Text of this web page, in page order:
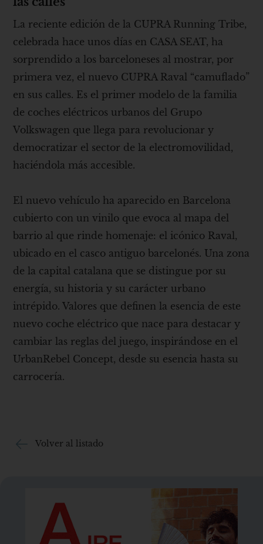
La reciente edición de la CUPRA Running Tribe,
celebrada hace unos días en CASA SEAT, ha
sorprendido a los barceloneses al mostrar, por
primera vez, el nuevo CUPRA Raval “camuflado”
en sus calles. Es el primer modelo de la familia
de coches eléctricos urbanos del Grupo
Volkswagen que llega para revolucionar y
democratizar el sector de la electromovilidad,
haciéndola más accesible.
El nuevo vehículo ha aparecido en Barcelona
cubierto con un vinilo que evoca al mapa del
barrio al que rinde homenaje: el icónico Raval,
ubicado en el casco antiguo barcelonés. Una zona
de la capital catalana que se distingue por su
energía, su historia y su carácter urbano
intrépido. Valores que definen la esencia de este
nuevo coche eléctrico que nace para destacar y
cambiar las reglas del juego, inspirándose en el
UrbanRebel Concept, desde su esencia hasta su
carrocería.
Volver al listado